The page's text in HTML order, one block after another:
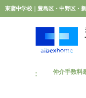
東蒲中学校｜豊島区・中野区・
仲介手数料